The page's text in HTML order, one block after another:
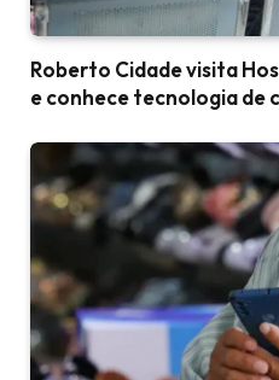
Roberto Cidade visita
e conhece tecnologia de